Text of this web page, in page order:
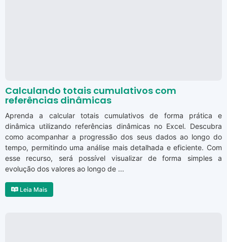
Calculando totais cumulativos com
referências dinâmicas
Aprenda a calcular totais cumulativos de forma prática e
dinâmica utilizando referências dinâmicas no Excel. Descubra
como acompanhar a progressão dos seus dados ao longo do
tempo, permitindo uma análise mais detalhada e eficiente. Com
esse recurso, será possível visualizar de forma simples a
evolução dos valores ao longo de ...
Leia Mais